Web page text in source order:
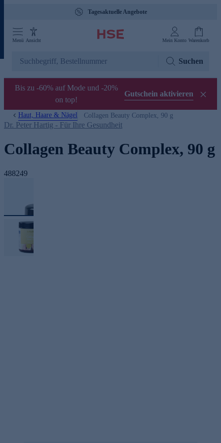
Tagesaktuelle Angebote
Menü Ansicht Mein Konto Warenkorb
Suchen
Bis zu -60% auf Mode und -20%
on top!
Gutschein aktivieren
Haut, Haare & Nägel Collagen Beauty Complex, 90 g
Dr. Peter Hartig - Für Ihre Gesundheit
Collagen Beauty Complex, 90 g
488249